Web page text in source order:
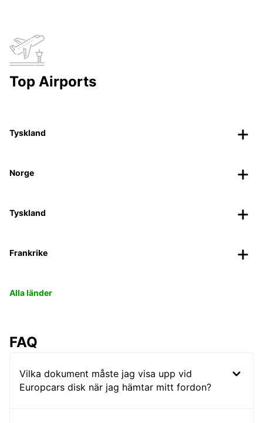
Top Airports
Tyskland
Norge
Tyskland
Frankrike
Alla länder
FAQ
Vilka dokument måste jag visa upp vid
Europcars disk när jag hämtar mitt fordon?